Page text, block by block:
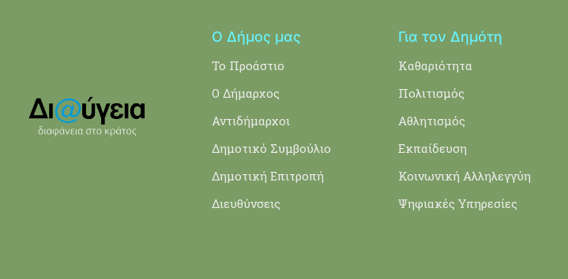
Ο Δήμος μας
Το Προάστιο
Ο Δήμαρχος
Αντιδήμαρχοι
Δημοτικό Συμβούλιο
Δημοτική Επιτροπή
Διευθύνσεις
Για τον Δημότη
Καθαριότητα
Πολιτισμός
Αθλητισμός
Εκπαίδευση
Κοινωνική Αλληλεγγύη
Ψηφιακές Υπηρεσίες